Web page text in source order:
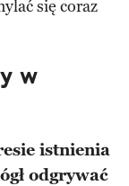
się coraz
w
istnienia
odgrywać